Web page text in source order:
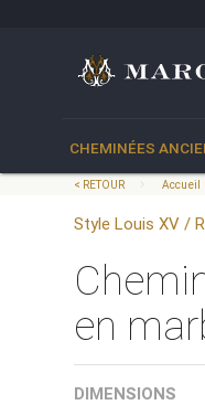
CHEMINÉES
< RETOUR Accueil
Style Louis XV /
en
DIMENSIONS